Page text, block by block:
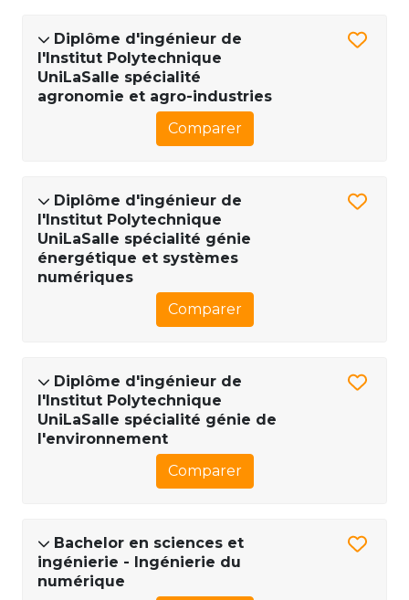
Diplôme d'ingénieur de
l'Institut Polytechnique
UniLaSalle spécialité
agronomie et agro-industries
Comparer
Diplôme d'ingénieur de
l'Institut Polytechnique
UniLaSalle spécialité génie
énergétique et systèmes
numériques
Comparer
Diplôme d'ingénieur de
l'Institut Polytechnique
UniLaSalle spécialité génie de
l'environnement
Comparer
Bachelor en sciences et
ingénierie - Ingénierie du
numérique